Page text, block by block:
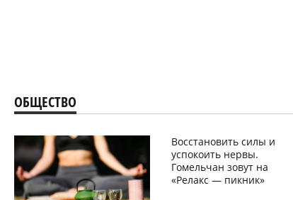
ОБЩЕСТВО
Восстановить силы и
успокоить нервы.
Гомельчан зовут на
«Релакс — пикник»